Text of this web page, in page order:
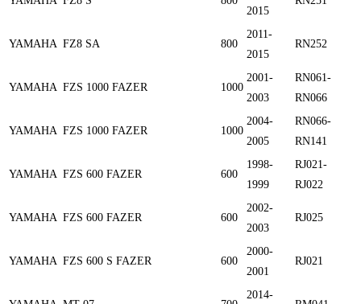
2015
YAMAHA FZ8 SA 800
2011-
2015
RN252
YAMAHA FZS 1000 FAZER 1000
2001-
2003
RN061-
RN066
YAMAHA FZS 1000 FAZER 1000
2004-
2005
RN066-
RN141
YAMAHA FZS 600 FAZER 600
1998-
1999
RJ021-
RJ022
YAMAHA FZS 600 FAZER 600
2002-
2003
RJ025
YAMAHA FZS 600 S FAZER 600
2000-
2001
RJ021
2014-